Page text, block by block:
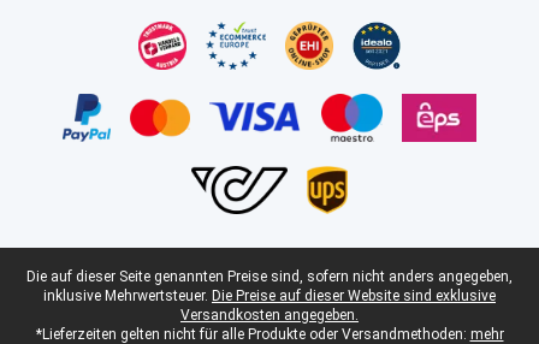
Juristische Fußzeile
Die auf dieser Seite genannten Preise sind, sofern nicht anders angegeben,
inklusive Mehrwertsteuer. Die Preise auf dieser Website sind exklusive
Versandkosten angegeben.
*Lieferzeiten gelten nicht für alle Produkte oder Versandmethoden: mehr